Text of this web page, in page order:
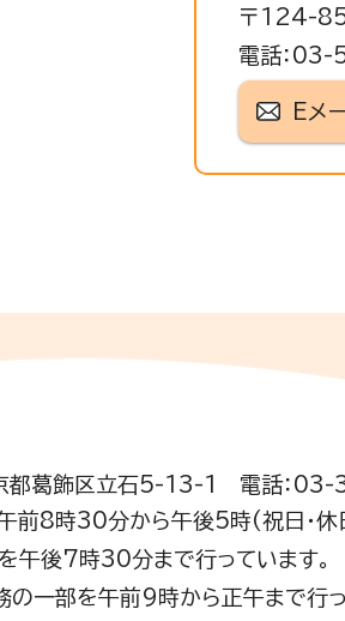
〒124-
電話：
Eメ
葛飾区立石5-13-1 電話：03-
前8時30分から午後5時(祝日・
午後7時30分まで行っています。
一部を午前9時から正午まで行っ